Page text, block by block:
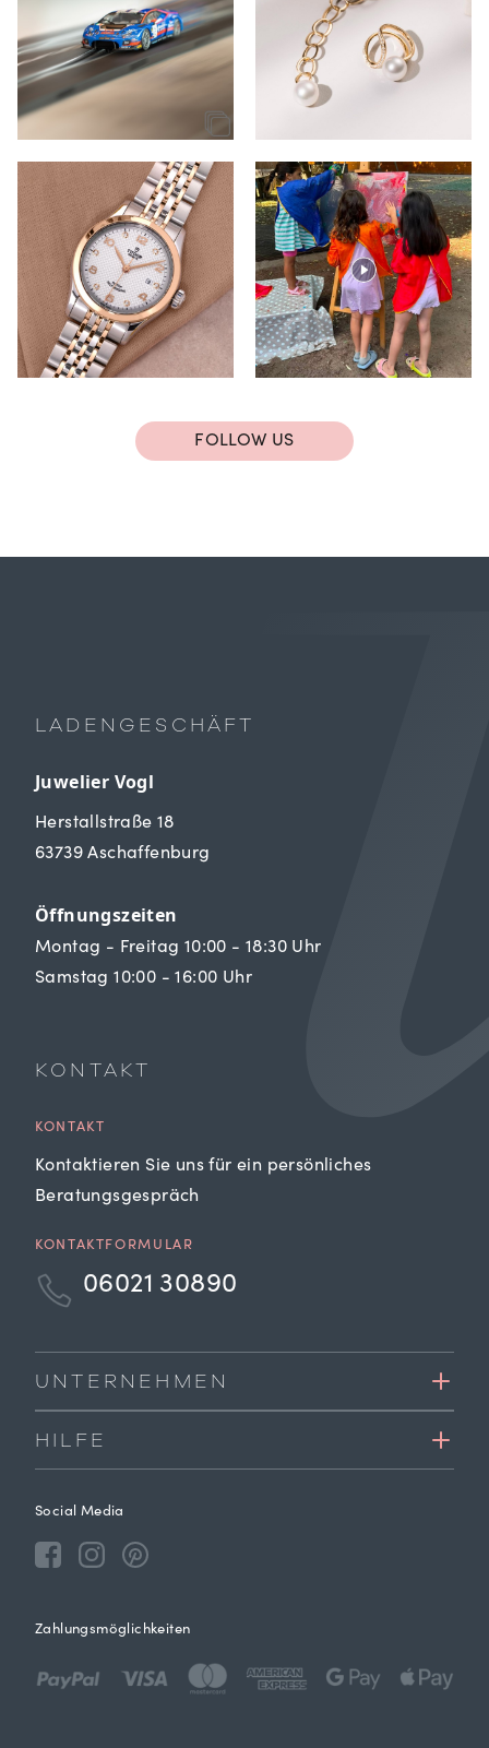
FOLLOW US
LADENGESCHÄFT
Juwelier Vogl
Herstallstraße 18
63739 Aschaffenburg
Öffnungszeiten
Montag - Freitag 10:00 - 18:30 Uhr
Samstag 10:00 - 16:00 Uhr
KONTAKT
KONTAKT
Kontaktieren Sie uns für ein persönliches
Beratungsgespräch
KONTAKTFORMULAR
06021 30890
UNTERNEHMEN
HILFE
Social Media
Zahlungsmöglichkeiten